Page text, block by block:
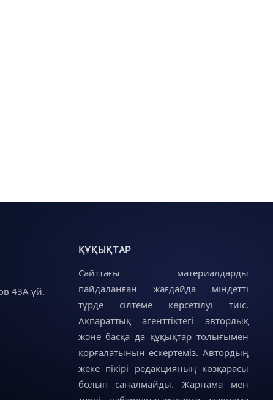
43А үй.
ҚҰҚЫҚТАР
Сайттағы материалдарды
пайдаланған жағдайда міндетті
түрде сілтеме көрсетілуі тиіс.
Ақпараттық агенттіктегі авторлық
және басқа да құқықтар толығымен
қорғалатынын ескертеміз. Автордың
жеке пікірі редакцияның көзқарасы
болып саналмайды. Жарнама мен